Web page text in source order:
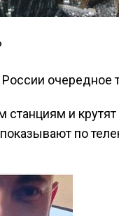
очередное
и
по